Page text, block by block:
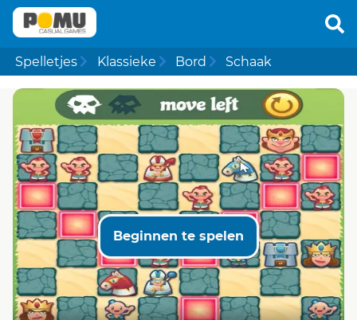
Spelletjes Klassieke Bord Schaak
Beginnen te spelen